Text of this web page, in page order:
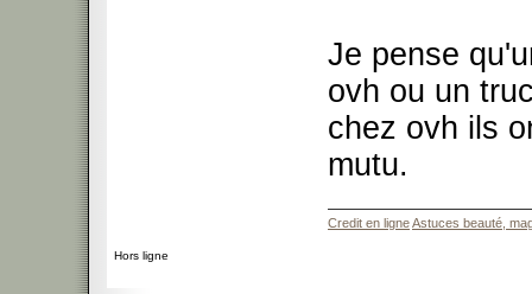
Je pense
ovh ou un
chez ovh ils
mutu.
Credit en ligneAstuces beauté,
Hors ligne